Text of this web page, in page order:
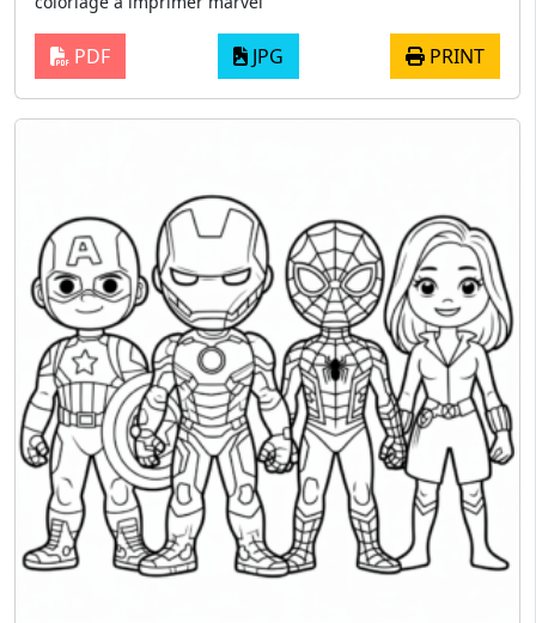
PDF JPG PRINT